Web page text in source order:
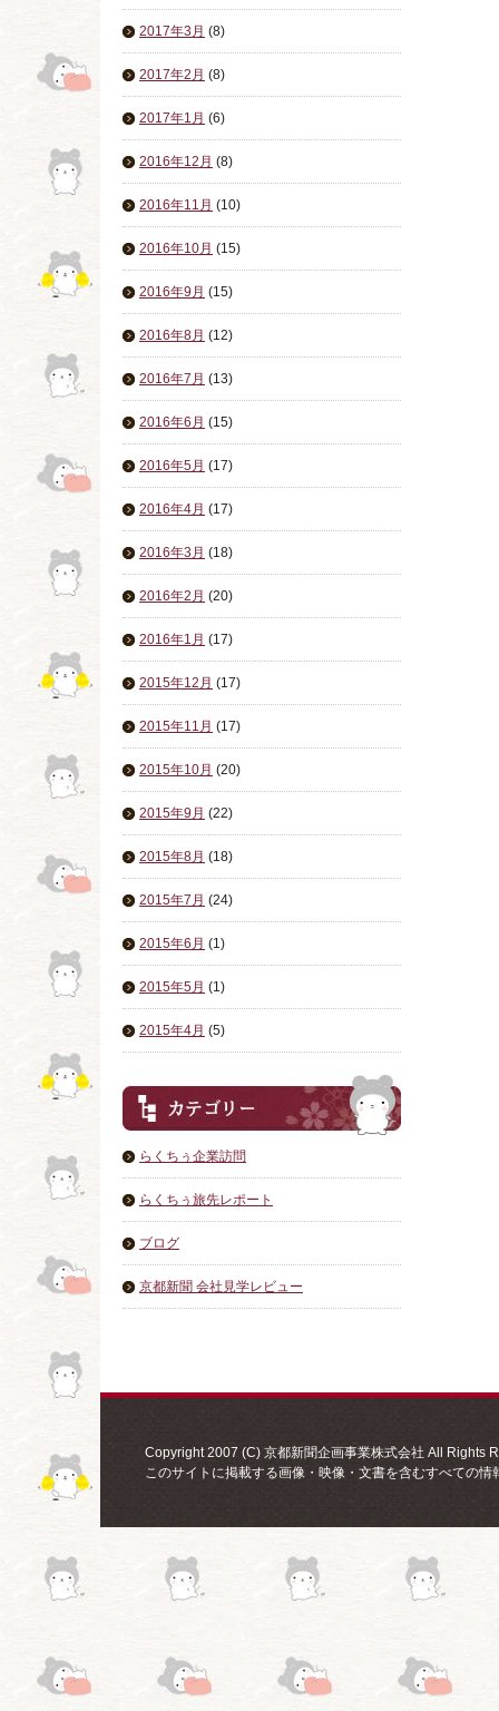
2017年3月 (8)
2017年2月 (8)
2017年1月 (6)
2016年12月 (8)
2016年11月 (10)
2016年10月 (15)
2016年9月 (15)
2016年8月 (12)
2016年7月 (13)
2016年6月 (15)
2016年5月 (17)
2016年4月 (17)
2016年3月 (18)
2016年2月 (20)
2016年1月 (17)
2015年12月 (17)
2015年11月 (17)
2015年10月 (20)
2015年9月 (22)
2015年8月 (18)
2015年7月 (24)
2015年6月 (1)
2015年5月 (1)
2015年4月 (5)
らくちぅ企業訪問
らくちぅ旅先レポート
ブログ
京都新聞 会社見学レビュー
Copyright 2007 (C) 京都新聞企画事業株式会社 All Rights
このサイトに掲載する画像・映像・文書を含むすべての